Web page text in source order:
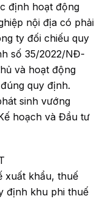
định hoạt động
nội địa có phải
ty đối chiếu quy
số 35/2022/NĐ-
và hoạt động
quy định.
sinh vướng
hoạch và Đầu tư
xuất khẩu, thuế
định khu phi thuế